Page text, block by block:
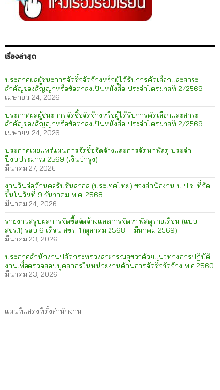
เรื่องล่าสุด
ประกาศผลผู้ชนะการจัดซื้อจัดจ้างหรือผู้ได้รับการคัดเลือกและสาระ
สำคัญของสัญญาหรือข้อตกลงเป็นหนังสือ ประจำไตรมาสที่ 2/2569
เมษายน 24, 2026
ประกาศผลผู้ชนะการจัดซื้อจัดจ้างหรือผู้ได้รับการคัดเลือกและสาระ
สำคัญของสัญญาหรือข้อตกลงเป็นหนังสือ ประจำไตรมาสที่ 2/2569
เมษายน 24, 2026
ประกาศเผยแพร่แผนการจัดซื้อจัดจ้างและการจัดหาพัสดุ ประจำ
ปีงบประมาณ 2569 (เงินบำรุง)
มีนาคม 27, 2026
งานวันต่อต้านคอรัปชั่นสากล (ประเทศไทย) ของสำนักงาน ป.ป.ช. ที่จัด
ขึ้นในวันที่ 9 ธันวาคม พ.ศ. 2568
มีนาคม 24, 2026
รายงานสรุปผลการจัดซื้อจัดจ้างและการจัดหาพัสดุรายเดือน (แบบ
สขร.1) รอบ 6 เดือน สขร. 1 (ตุลาคม 2568 – มีนาคม 2569)
มีนาคม 23, 2026
ประกาศสำนักงานปลัดกระทรวงสาธารณสุขว่าด้วยแนวทางการปฏิบัติ
งานเพื่อตรวจสอบบุคลากรในหน่วยงานด้านการจัดซื้อจัดจ้าง พ.ศ.2560
มีนาคม 23, 2026
แผนที่แสดงที่ตั้งสำนักงาน